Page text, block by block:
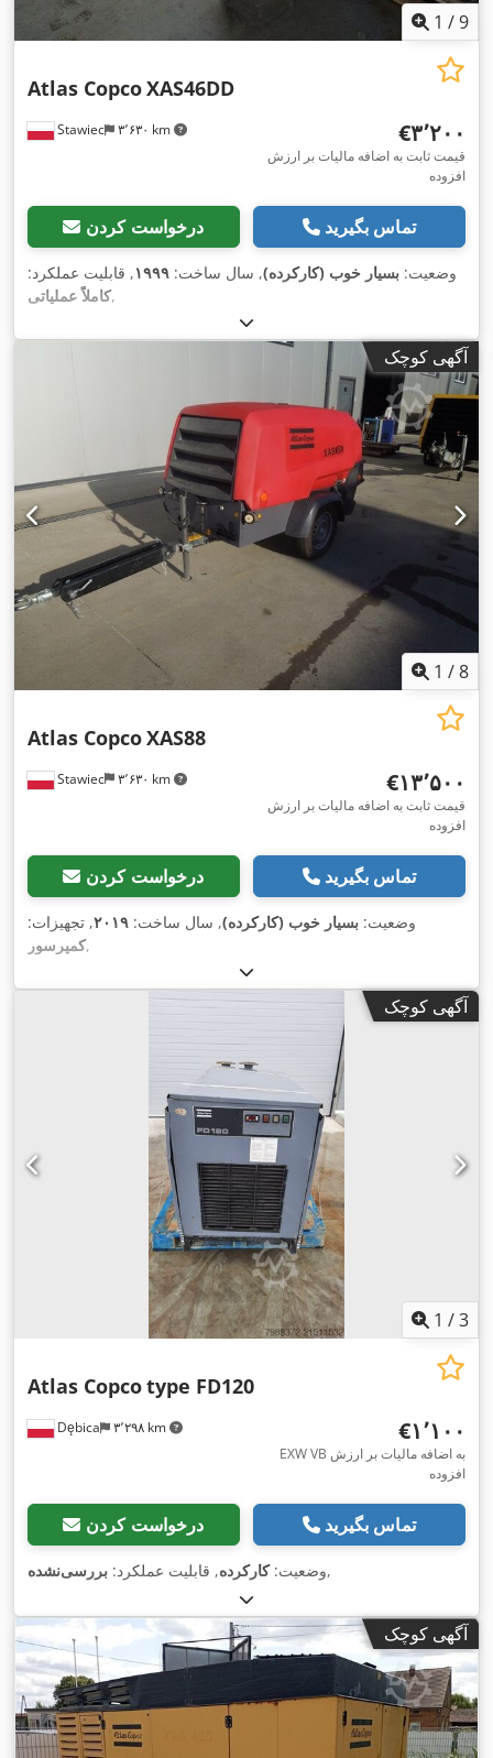
1 /9
Stawiec ۳٬۶۳۰ km
Atlas CopcoXAS46DD
‎€۳٬۲۰۰
قیمت ثابت به اضافه مالیات بر ارزش
افزوده
درخواست کردن تماس بگیرید
وضعیت: بسیار خوب (کارکرده), سال ساخت: ۱۹۹۹, قابلیت عملکرد:
کاملاً عملیاتی,
آگهی کوچک
1 /8
Stawiec ۳٬۶۳۰ km
Atlas CopcoXAS88
‎€۱۳٬۵۰۰
قیمت ثابت به اضافه مالیات بر ارزش
افزوده
درخواست کردن تماس بگیرید
وضعیت: بسیار خوب (کارکرده), سال ساخت: ۲۰۱۹, تجهیزات:
کمپرسور,
آگهی کوچک
1 /3
Dębica ۳٬۲۹۸ km
Atlas Copcotype FD120
‎€۱٬۱۰۰
EXW VB به اضافه مالیات بر ارزش
افزوده
درخواست کردن تماس بگیرید
وضعیت:کارکرده, قابلیت عملکرد: بررسی‌نشده ,
آگهی کوچک